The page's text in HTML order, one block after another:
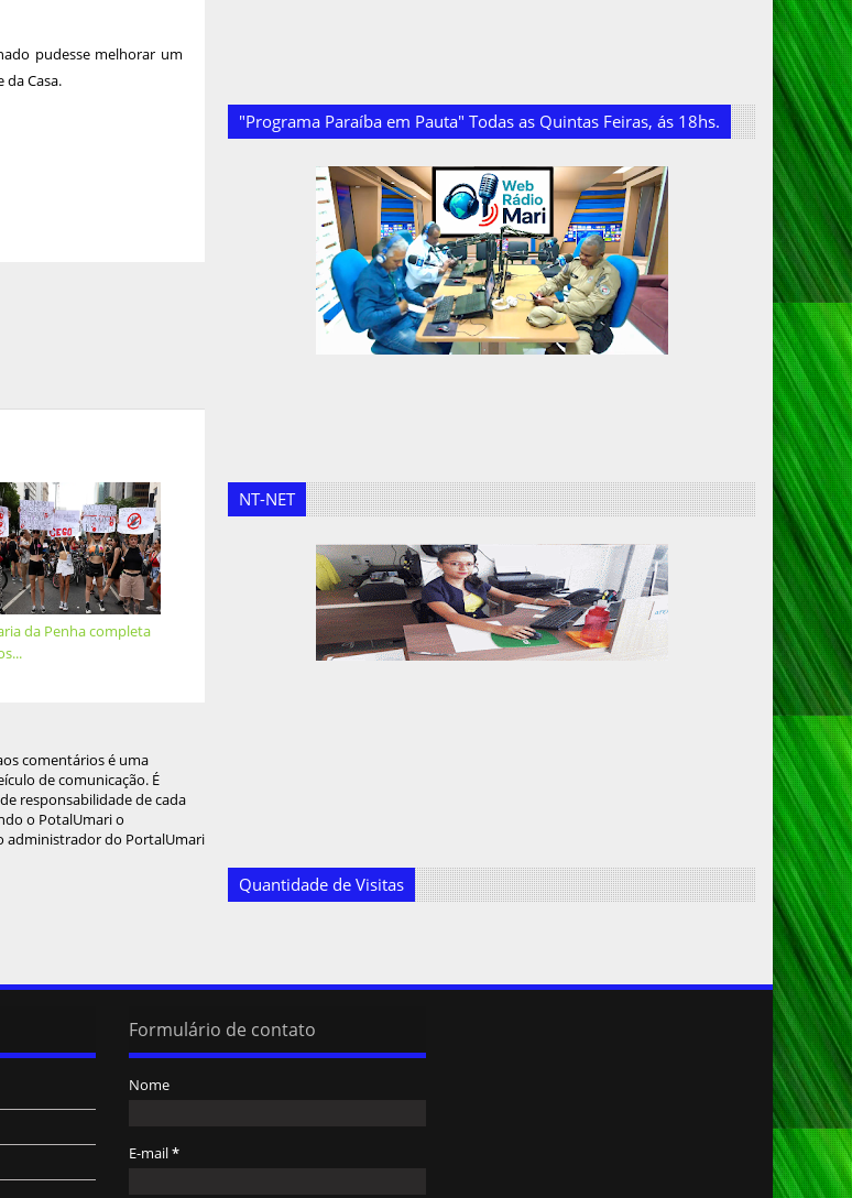
pudesse melhorar um
Casa.
da Penha completa
comentários é uma
de comunicação. É
responsabilidade de cada
o PotalUmari o
administrador do PortalUmari
"Programa Paraíba em Pauta" Todas as Quintas Feiras, ás 18hs.
NT-NET
Quantidade de Visitas
Formulário de contato
Nome
E-mail*